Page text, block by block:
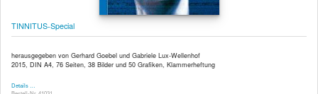
TINNITUS-Special
herausgegeben von Gerhard Goebel und Gabriele Lux-Wellenhof
2015, DIN A4, 76 Seiten, 38 Bilder und 50 Grafiken, Klammerheftung
Details …